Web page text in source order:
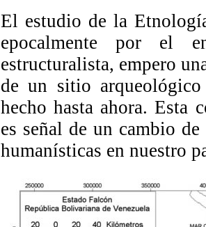
El estudio de la
epocalmente por el
estructuralista, empero
de un sitio
hecho hasta ahora. Esta
es señal de un cambio
humanísticas en nuestro